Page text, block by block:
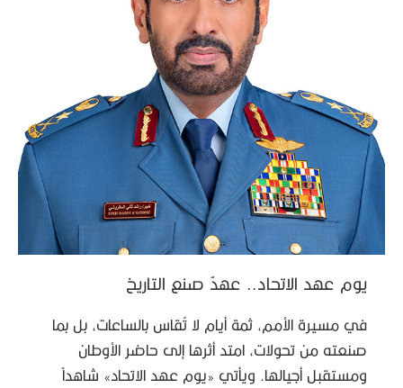
يوم عهد الاتحاد.. عهدٌ صنع التاريخ
في مسيرة الأمم، ثمة أيام لا تُقاس بالساعات، بل بما
صنعته من تحولات، امتد أثرها إلى حاضر الأوطان
ومستقبل أجيالها. ويأتي «يوم عهد الاتحاد» شاهداً